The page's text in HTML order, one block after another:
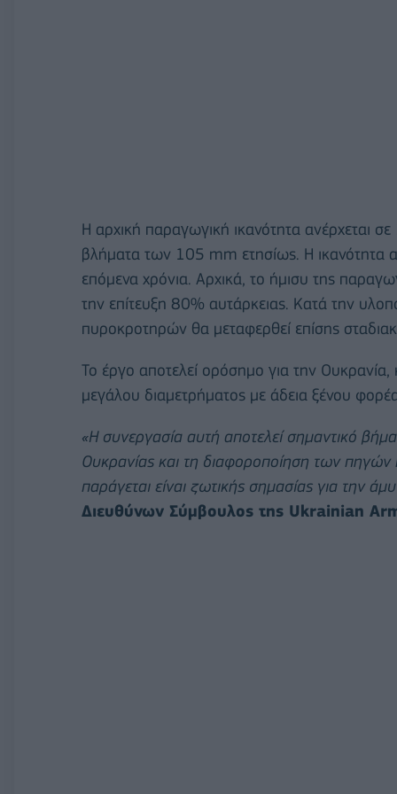
Η αρχική παραγωγική ικανότητα
βλήματα των 105 mm ετησίως. Η ικανότητα
επόμενα χρόνια. Αρχικά, το ήμισυ της
την επίτευξη 80% αυτάρκειας. Κατά την
πυροκροτηρών θα μεταφερθεί επίσης
Το έργο αποτελεί ορόσημο για την
μεγάλου διαμετρήματος με άδεια ξένου
«Η συνεργασία αυτή αποτελεί σημαντικό
Ουκρανίας και τη διαφοροποίηση των
παράγεται είναι ζωτικής σημασίας για την
Διευθύνων Σύμβουλος της Ukrainian